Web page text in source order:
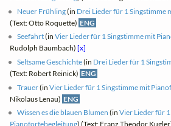
Neuer Frühling(in Drei Lieder für 1 Singstimme
(Text: Otto Roquette) ENG
Seefahrt(inVier Lieder für 1 Singstimme mit
Rudolph Baumbach)[x]
Seltsame Geschichte(in Drei Lieder für 1
(Text: Robert Reinick) ENG
Trauer(inVier Lieder für 1 Singstimme mit
Nikolaus Lenau) ENG
Wissen es die blauen Blumen (inVier Lieder für
Pianofortebegleitung) (Text: Franz Theodor